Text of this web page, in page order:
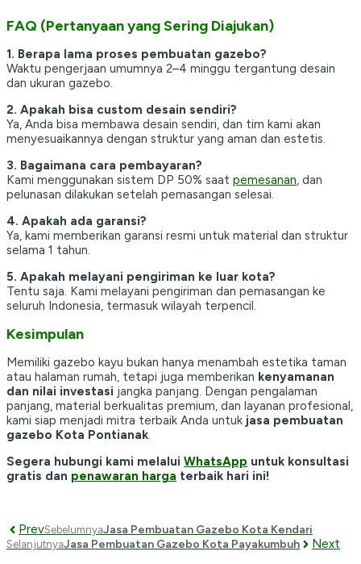
FAQ (Pertanyaan yang Sering Diajukan)
1. Berapa lama proses pembuatan gazebo?
Waktu pengerjaan umumnya 2–4 minggu tergantung desain
dan ukuran gazebo.
2. Apakah bisa custom desain sendiri?
Ya, Anda bisa membawa desain sendiri, dan tim kami akan
menyesuaikannya dengan struktur yang aman dan estetis.
3. Bagaimana cara pembayaran?
Kami menggunakan sistem DP 50% saat pemesanan, dan
pelunasan dilakukan setelah pemasangan selesai.
4. Apakah ada garansi?
Ya, kami memberikan garansi resmi untuk material dan struktur
selama 1 tahun.
5. Apakah melayani pengiriman ke luar kota?
Tentu saja. Kami melayani pengiriman dan pemasangan ke
seluruh Indonesia, termasuk wilayah terpencil.
Kesimpulan
Memiliki gazebo kayu bukan hanya menambah estetika taman
atau halaman rumah, tetapi juga memberikan kenyamanan
dan nilai investasi jangka panjang. Dengan pengalaman
panjang, material berkualitas premium, dan layanan profesional,
kami siap menjadi mitra terbaik Anda untuk jasa pembuatan
gazebo Kota Pontianak.
Segera hubungi kami melalui WhatsApp untuk konsultasi
gratis dan penawaran harga terbaik hari ini!
PrevSebelumnyaJasa Pembuatan Gazebo Kota Kendari
SelanjutnyaJasa Pembuatan Gazebo Kota Payakumbuh Next